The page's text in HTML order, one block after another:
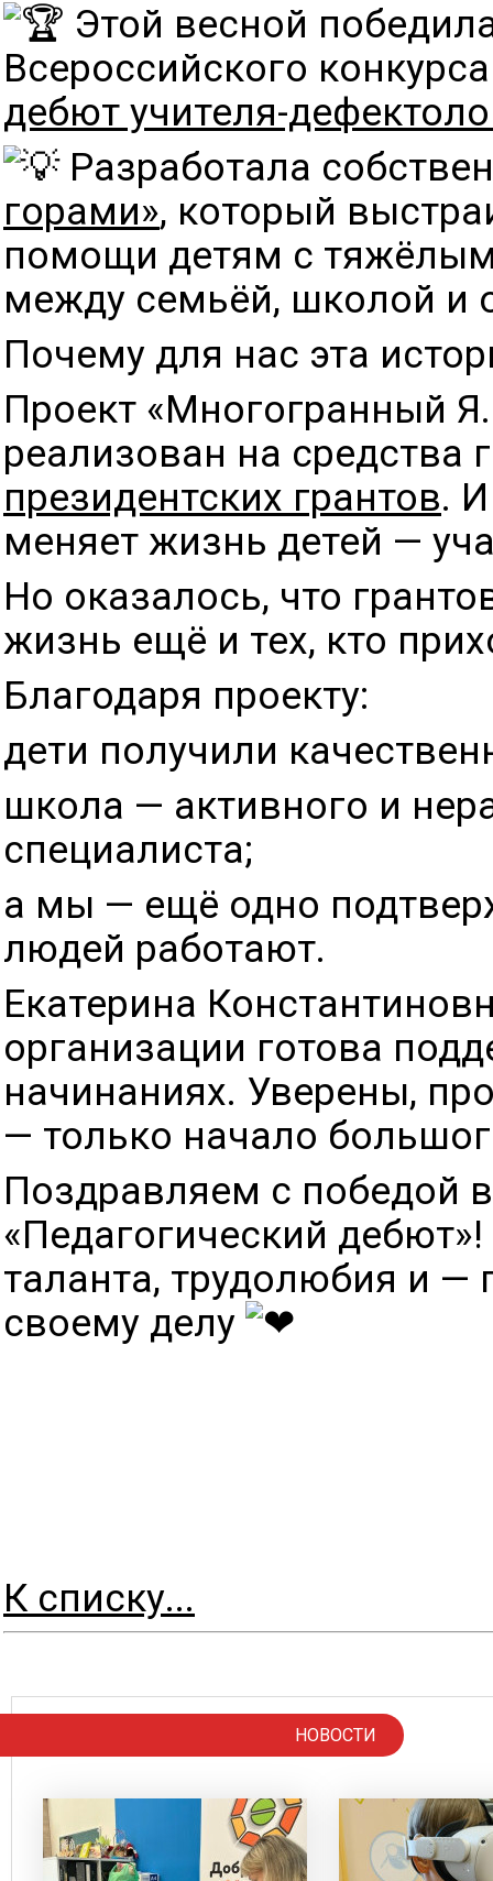
Этой весной
Всероссийского
дебют учителя-
Разработала
горами», который
помощи детям с
между семьёй, школой и
Почему для нас эта
Проект «Многогранный
реализован на средства
президентских грантов.
меняет жизнь детей —
Но оказалось, что
жизнь ещё и тех, кто
Благодаря проекту:
дети получили
школа — активного и
специалиста;
а мы — ещё одно
людей работают.
Екатерина
организации готова
начинаниях. Уверены,
— только начало
Поздравляем с победой
«Педагогический
таланта, трудолюбия и
своему делу
К списку...
НОВОСТИ